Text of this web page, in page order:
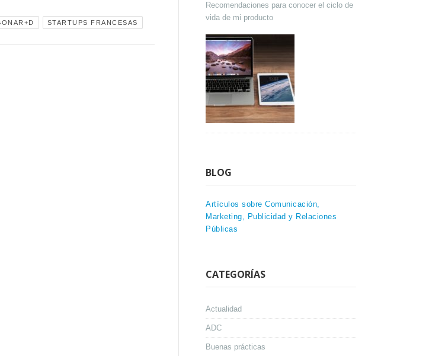
STARTUPS FRANCESAS
Recomendaciones para conocer el ciclo de
vida de mi producto
BLOG
Artículos sobre Comunicación,
Marketing, Publicidad y Relaciones
Públicas
CATEGORÍAS
Actualidad
ADC
Buenas prácticas